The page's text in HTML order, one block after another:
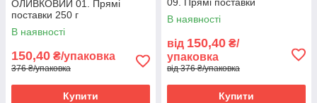
ОЛИВКОВИЙ 01. Прямі
поставки 250 г
В наявності
150,40 ₴/упаковка
376 ₴/упаковка
Купити
09. Прямі поставки
В наявності
від 150,40 ₴/
упаковка
від 376 ₴/упаковка
Купити